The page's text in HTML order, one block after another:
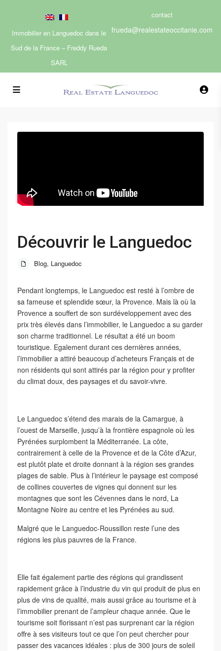
Immobilier en Languedoc dans le
Sud de la France – Freddy Rueda
SARL
contact
frueda@realestateoccitanie.com
Découvrir le Languedoc
Blog, Languedoc
Pendant longtemps, le Languedoc est resté à l’ombre de
sa fameuse et splendide sœur, la Provence. Mais là où la
Provence a souffert de son surdéveloppement avec des
prix très élevés dans l’immobilier, le Languedoc a su garder
son charme traditionnel. Le résultat a été un boom
touristique. Egalement durant ces dernières années,
l’immobilier a attiré beaucoup d’acheteurs Français et de
non résidents qui sont attirés par la région pour y profiter
du climat doux, des paysages et du savoir-vivre.
Le Languedoc s’étend des marais de la Camargue, à
l’ouest de Marseille, jusqu’à la frontière espagnole où les
Pyrénées surplombent la Méditerranée. La côte,
contrairement à celle de la Provence et de la Côte d’Azur,
est plutôt plate et droite donnant à la région ses grandes
plages de sable. Plus à l’intérieur le paysage est composé
de collines couvertes de vignes qui donnent sur les
montagnes que sont les Cévennes dans le nord, La
Montagne Noire au centre et les Pyrénées au sud.
Malgré que le Languedoc-Roussillon reste l’une des
régions les plus pauvres de la France.
Elle fait également partie des régions qui grandissent
rapidement grâce à l’industrie du vin qui produit de plus en
plus de vins de qualité, mais aussi grâce au tourisme et à
l’immobilier prenant de l’ampleur chaque année. Que le
tourisme soit florissant n’est pas surprenant car la région
offre à ses visiteurs tout ce que l’on peut chercher pour
passer des vacances idéales : plus de 300 jours de soleil